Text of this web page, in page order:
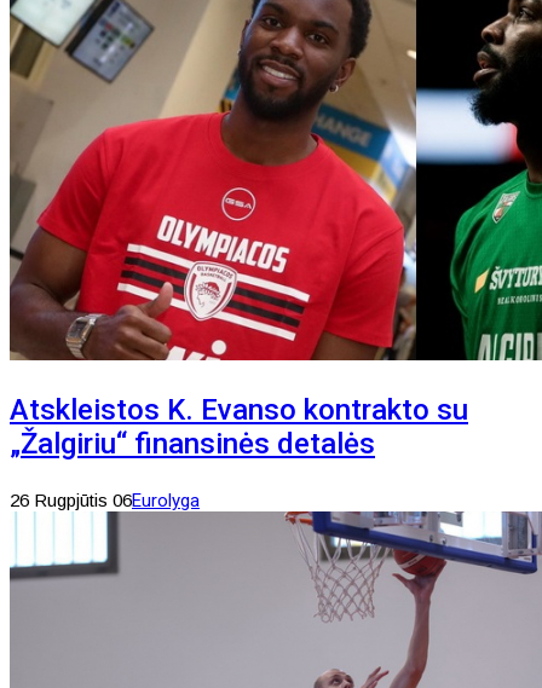
Atskleistos K. Evanso kontrakto su
„Žalgiriu“ finansinės detalės
26 Rugpjūtis 06Eurolyga